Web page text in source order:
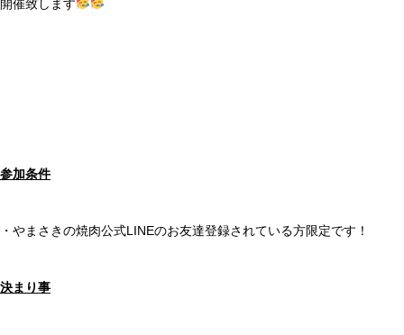
開催致します
参加条件
・やまさきの焼肉公式LINEのお友達登録されている方限定です！
決まり事